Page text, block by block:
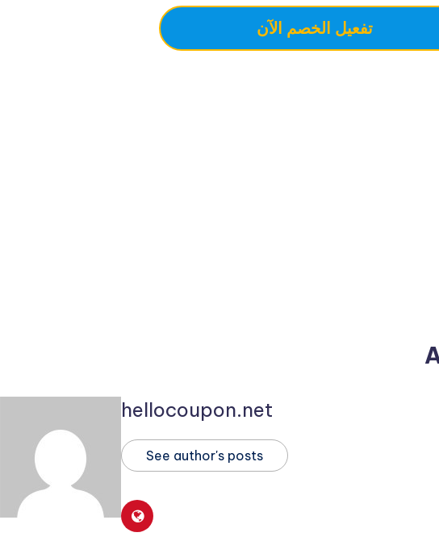
تفعيل الخصم الآن
hellocoupon.net
See author's posts